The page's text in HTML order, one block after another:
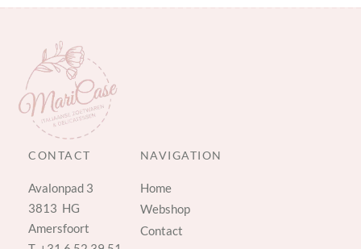
CONTACT
Avalonpad 3
3813 HG
Amersfoort
NAVIGATION
Home
Webshop
Contact